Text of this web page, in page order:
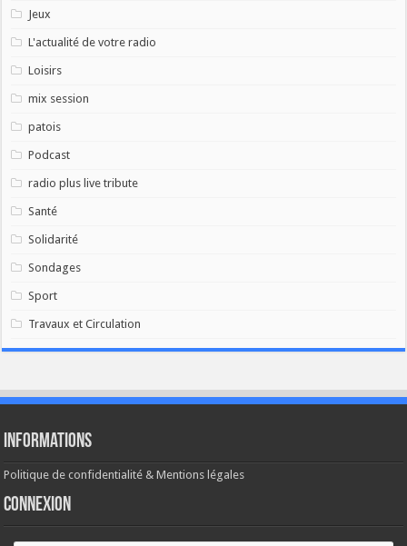
Jeux
L'actualité de votre radio
Loisirs
mix session
patois
Podcast
radio plus live tribute
Santé
Solidarité
Sondages
Sport
Travaux et Circulation
Informations
Politique de confidentialité & Mentions légales
Connexion